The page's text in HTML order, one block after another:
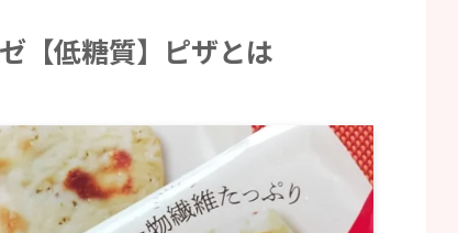
【低糖質】ピザとは